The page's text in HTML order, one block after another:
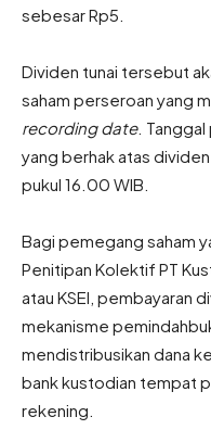
sebesar Rp5.
Dividen tunai tersebut
saham perseroan yang
recording date.
yang berhak atas
pukul 16.00 WIB.
Bagi pemegang saham
Penitipan Kolektif PT
atau KSEI, pembayaran
mekanisme
mendistribusikan dana
bank kustodian tempat
rekening.